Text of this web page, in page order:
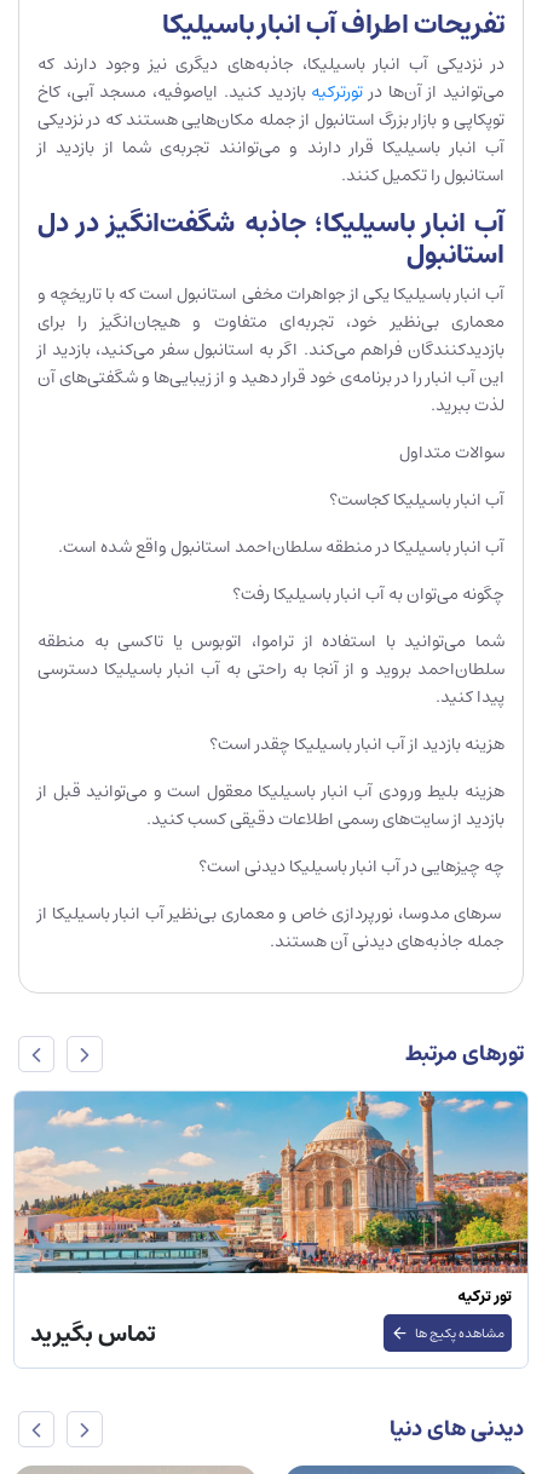
تفریحات اطراف آب انبار باسیلیکا
در نزدیکی آب انبار باسیلیکا، جاذبه‌های دیگری نیز وجود دارند که
می‌توانید از آن‌ها درتورترکیه بازدید کنید. ایاصوفیه، مسجد آبی، کاخ
توپکاپی و بازار بزرگ استانبول از جمله مکان‌هایی هستند که در نزدیکی
آب انبار باسیلیکا قرار دارند و می‌توانند تجربه‌ی شما از بازدید از
استانبول را تکمیل کنند.
آب انبار باسیلیکا؛ جاذبه شگفت‌انگیز در دل
استانبول
آب انبار باسیلیکا یکی از جواهرات مخفی استانبول است که با تاریخچه و
معماری بی‌نظیر خود، تجربه‌ای متفاوت و هیجان‌انگیز را برای
بازدیدکنندگان فراهم می‌کند. اگر به استانبول سفر می‌کنید، بازدید از
این آب انبار را در برنامه‌ی خود قرار دهید و از زیبایی‌ها و شگفتی‌های آن
لذت ببرید.
سوالات متداول
آب انبار باسیلیکا کجاست؟
آب انبار باسیلیکا در منطقه سلطان‌احمد استانبول واقع شده است.
چگونه می‌توان به آب انبار باسیلیکا رفت؟
شما می‌توانید با استفاده از تراموا، اتوبوس یا تاکسی به منطقه
سلطان‌احمد بروید و از آنجا به راحتی به آب انبار باسیلیکا دسترسی
پیدا کنید.
هزینه بازدید از آب انبار باسیلیکا چقدر است؟
هزینه بلیط ورودی آب انبار باسیلیکا معقول است و می‌توانید قبل از
بازدید از سایت‌های رسمی اطلاعات دقیقی کسب کنید.
چه چیزهایی در آب انبار باسیلیکا دیدنی است؟
سرهای مدوسا، نورپردازی خاص و معماری بی‌نظیر آب انبار باسیلیکا از
جمله جاذبه‌های دیدنی آن هستند.
تورهای مرتبط
تور ترکیه
مشاهده پکیج ها تماس بگیرید
دیدنی های دنیا